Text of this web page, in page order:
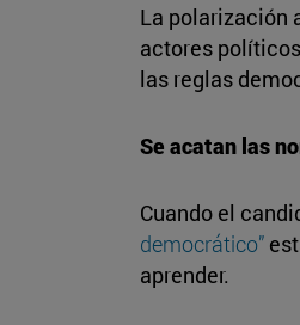
La polarización
actores
las reglas
Se acatan las
Cuando el
democrático”
aprender.